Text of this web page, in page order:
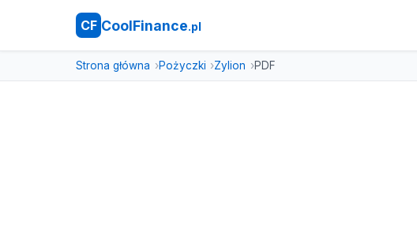
CF CoolFinance.pl
Strona główna Pożyczki Zylion PDF